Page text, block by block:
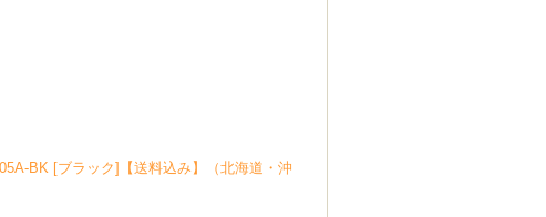
BK [ブラック]【送料込み】（北海道・沖